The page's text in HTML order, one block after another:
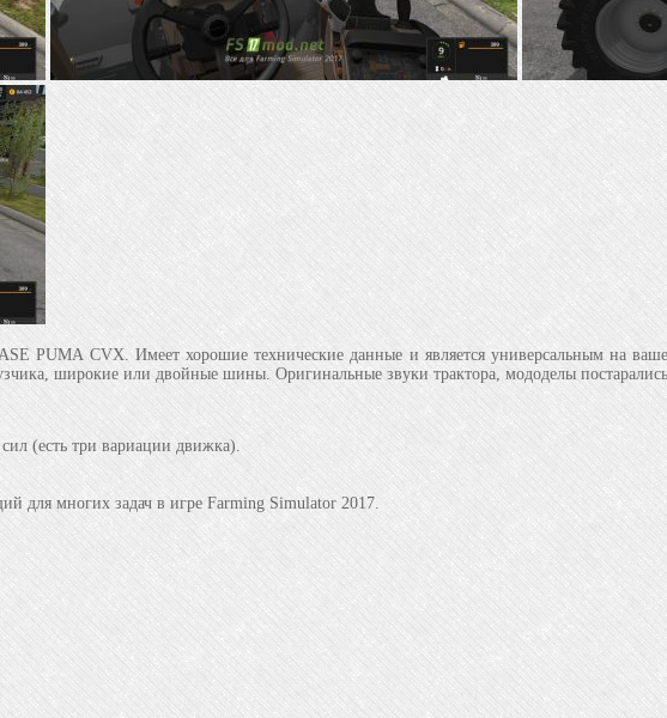
PUMA CVX. Имеет хорошие технические данные и является универсальным на
широкие или двойные шины. Оригинальные звуки трактора, мододелы
(есть три вариации движка).
для многих задач в игре Farming Simulator 2017.